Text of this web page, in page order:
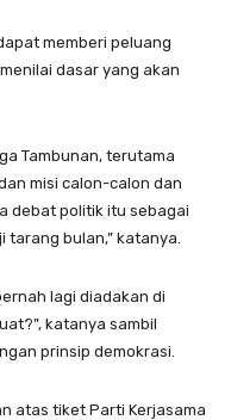
memberi peluang
dasar yang akan
Tambunan, terutama
misi calon-calon dan
debat politik itu sebagai
bulan,” katanya.
lagi diadakan di
katanya sambil
prinsip demokrasi.
atas tiket Parti Kerjasama